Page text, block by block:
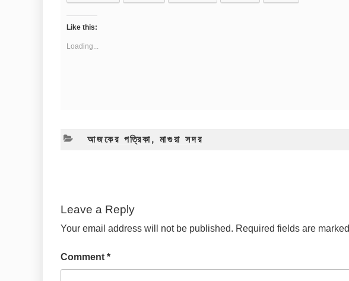
Like this:
Loading...
CATEGORIES
আজকের পত্রিকা,মাগুরা সদর
Leave a Reply
Your email address will not be published. Required fields are marked
Comment *